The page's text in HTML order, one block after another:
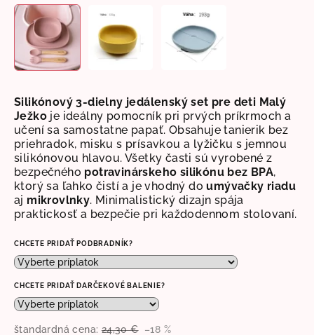
Silikónový 3-dielny jedálenský set pre deti Malý
Ježko je ideálny pomocník pri prvých príkrmoch a
učení sa samostatne papať. Obsahuje tanierik bez
priehradok, misku s prísavkou a lyžičku s jemnou
silikónovou hlavou. Všetky časti sú vyrobené z
bezpečného potravinárskeho silikónu bez BPA,
ktorý sa ľahko čistí a je vhodný doumývačky riadu
aj mikrovlnky. Minimalistický dizajn spája
praktickosť a bezpečie pri každodennom stolovaní.
CHCETE PRIDAŤ PODBRADNÍK?
CHCETE PRIDAŤ DARČEKOVÉ BALENIE?
štandardná cena: 24,30 € –18 %